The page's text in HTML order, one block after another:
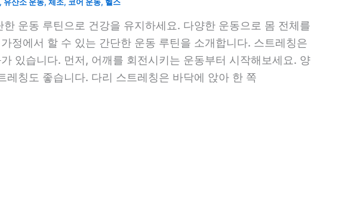
운동 루틴으로 건강을 유지하세요. 다양한 운동으로 몸 전체를
정에서 할 수 있는 간단한 운동 루틴을 소개합니다. 스트레칭은
있습니다. 먼저, 어깨를 회전시키는 운동부터 시작해보세요. 양
칭도 좋습니다. 다리 스트레칭은 바닥에 앉아 한 쪽